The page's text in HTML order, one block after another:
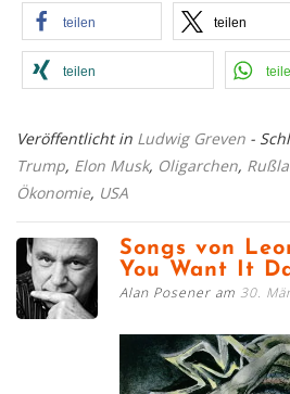
teilen teilen
teilen
Veröffentlicht in Ludwig Greven -
Trump, Elon Musk, Oligarchen,
Ökonomie, USA
Songs von
You Want It
Alan Posener am 30.